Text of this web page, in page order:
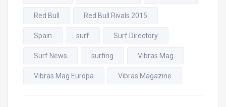
Red Bull Red Bull Rivals 2015
Spain surf Surf Directory
Surf News surfing Vibras Mag
Vibras Mag Europa Vibras Magazine